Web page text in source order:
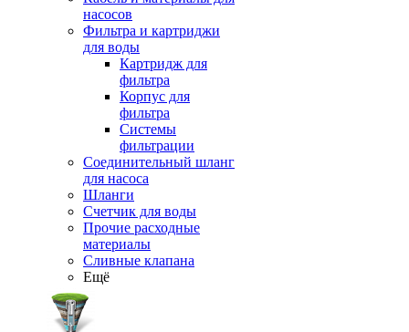
насосов
Фильтра и картриджи
для воды
Картридж для
фильтра
Корпус для
фильтра
Системы
фильтрации
Соединительный шланг
для насоса
Шланги
Счетчик для воды
Прочие расходные
материалы
Сливные клапана
Ещё